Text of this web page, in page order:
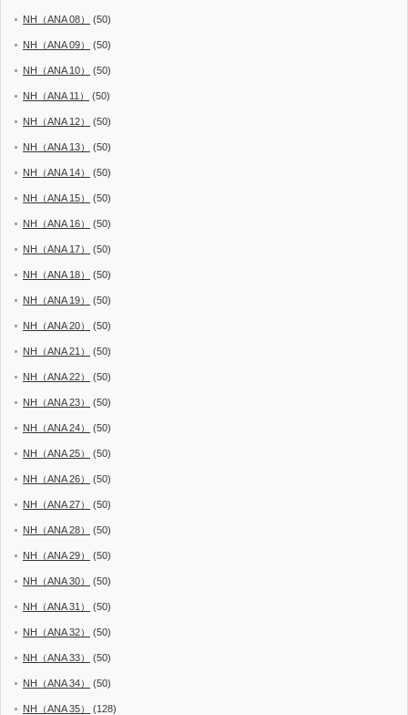
NH（ANA 08） (50)
NH（ANA 09） (50)
NH（ANA 10） (50)
NH（ANA 11） (50)
NH（ANA 12） (50)
NH（ANA 13） (50)
NH（ANA 14） (50)
NH（ANA 15） (50)
NH（ANA 16） (50)
NH（ANA 17） (50)
NH（ANA 18） (50)
NH（ANA 19） (50)
NH（ANA 20） (50)
NH（ANA 21） (50)
NH（ANA 22） (50)
NH（ANA 23） (50)
NH（ANA 24） (50)
NH（ANA 25） (50)
NH（ANA 26） (50)
NH（ANA 27） (50)
NH（ANA 28） (50)
NH（ANA 29） (50)
NH（ANA 30） (50)
NH（ANA 31） (50)
NH（ANA 32） (50)
NH（ANA 33） (50)
NH（ANA 34） (50)
NH（ANA 35） (128)